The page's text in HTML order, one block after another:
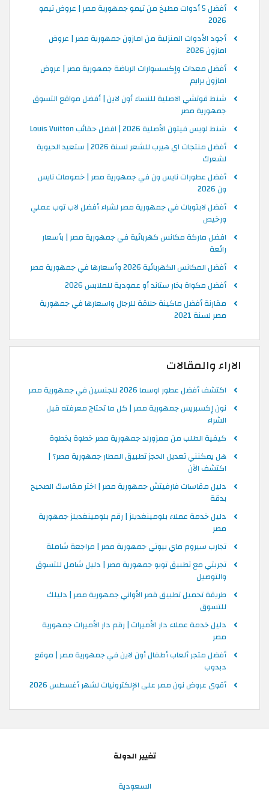
أفضل 5 أدوات مطبخ من تيمو جمهورية مصر | عروض تيمو
2026
أجود الأدوات المنزلية من امازون جمهورية مصر | عروض
امازون 2026
أفضل معدات وإكسسوارات الرياضة جمهورية مصر | عروض
امازون برايم
شنط قوتشي الاصلية للنساء أون لاين | أفضل مواقع التسوق
جمهورية مصر
شنط لويس فيتون الأصلية 2026 | افضل حقائب Louis Vuitton
أفضل منتجات اي هيرب للشعر لسنة 2026 | ستعيد الحيوية
لشعرك
أفضل عطورات نايس ون في جمهورية مصر | خصومات نايس
ون 2026
أفضل لابتوبات في جمهورية مصر لشراء أفضل لاب توب عملي
ورخيص
افضل ماركة مكانس كهربائية في جمهورية مصر | بأسعار
رائعة
أفضل المكانس الكهربائية 2026 وأسعارها في جمهورية مصر
أفضل مكواة بخار ستاند أو عمودية للملابس 2026
مقارنة أفضل ماكينة حلاقة للرجال واسعارها في جمهورية
مصر لسنة 2021
الاراء والمقالات
اكتشف أفضل عطور اوسما 2026 للجنسين في جمهورية مصر
نون إكسبريس جمهورية مصر | كل ما تحتاج معرفته قبل
الشراء
كيفية الطلب من ممزورلد جمهورية مصر خطوة بخطوة
هل يمكنني تعديل الحجز تطبيق المطار جمهورية مصر؟ |
اكتشف الآن
دليل مقاسات فارفيتش جمهورية مصر | اختر مقاسك الصحيح
بدقة
دليل خدمة عملاء بلومينغديلز | رقم بلومينغديلز جمهورية
مصر
تجارب سيروم ماي بيوتي جمهورية مصر | مراجعة شاملة
تجربتي مع تطبيق تويو جمهورية مصر | دليل شامل للتسوق
والتوصيل
طريقة تحميل تطبيق قصر الأواني جمهورية مصر | دليلك
للتسوق
دليل خدمة عملاء دار الأميرات | رقم دار الأميرات جمهورية
مصر
أفضل متجر ألعاب أطفال أون لاين في جمهورية مصر | موقع
دبدوب
أقوى عروض نون مصر على الإلكترونيات لشهر أغسطس 2026
تغيير الدولة
السعودية